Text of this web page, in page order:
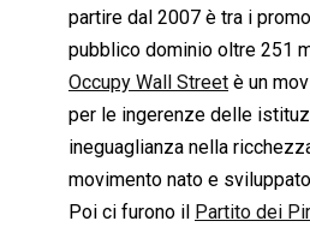
partire dal 2007 è tra i
pubblico dominio oltre 251
Occupy Wall Street è un
per le ingerenze delle
ineguaglianza nella
movimento nato e
Poi ci furono il Partito dei